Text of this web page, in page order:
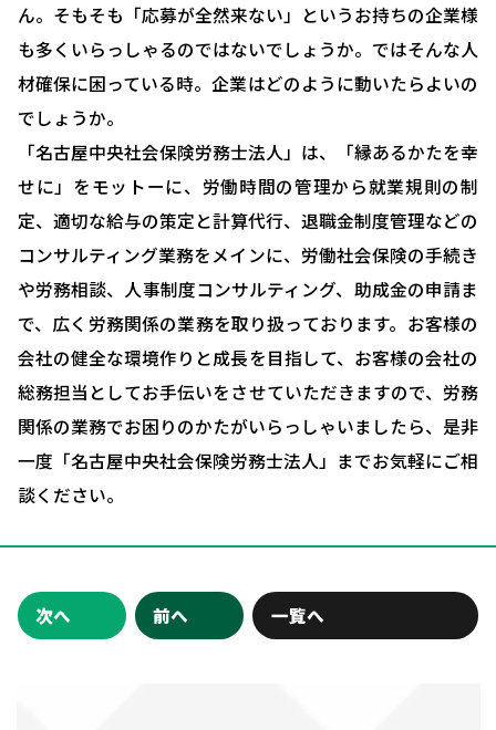
助成金について
就業規則について
採用コンサルティング
人事評価制度について
確定拠出型年金について
社会保険・給与計算について
労務システム管理について
お客様の声
ブログ＆ニュース
会社概要
お問い合わせ・相談予約
ん。そもそも「応募が全然来ない」というお持ちの企業様
も多くいらっしゃるのではないでしょうか。ではそんな人
材確保に困っている時。企業はどのように動いたらよいの
でしょうか。
「名古屋中央社会保険労務士法人」は、「縁あるかたを幸
せに」をモットーに、労働時間の管理から就業規則の制
定、適切な給与の策定と計算代行、退職金制度管理などの
コンサルティング業務をメインに、労働社会保険の手続き
や労務相談、人事制度コンサルティング、助成金の申請ま
で、広く労務関係の業務を取り扱っております。お客様の
会社の健全な環境作りと成長を目指して、お客様の会社の
総務担当としてお手伝いをさせていただきますので、労務
関係の業務でお困りのかたがいらっしゃいましたら、是非
一度「名古屋中央社会保険労務士法人」までお気軽にご相
談ください。
次へ 前へ 一覧へ